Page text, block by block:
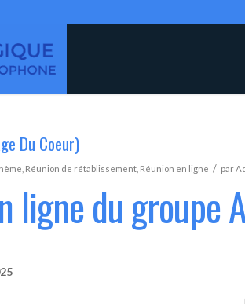
Du Coeur)
Réunion de rétablissement Réunion en ligne / par
ligne du groupe